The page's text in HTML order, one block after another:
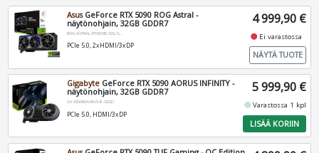
AsusGeForce RTX 5090 ROG Astral -
näytönohjain, 32GB GDDR7
ROG-ASTRAL-RTX5090-32G-GAMING
PCIe 5.0, 2xHDMI/3xDP
4 999,90 €
fiber_manual_record Ei varastossa
NÄYTÄ TUOTE
Gigabyte GeForce RTX 5090 AORUS INFINITY -
näytönohjain, 32GB GDDR7
GV-N5090AORUS-IF-32GD
PCIe 5.0, HDMI/3xDP
5 999,90 €
fiber_manual_record Varastossa 1 kpl
LISÄÄ KORIIN